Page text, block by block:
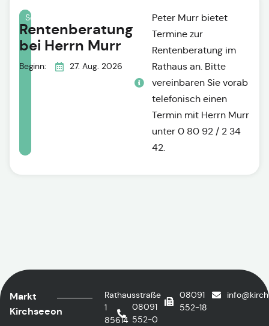
Einzeltermin
Senioren
Rentenberatung
bei Herrn Murr
Beginn: 27. Aug. 2026
Peter Murr bietet
Termine zur
Rentenberatung im
Rathaus an. Bitte
vereinbaren Sie vorab
telefonisch einen
Termin mit Herrn Murr
unter 0 80 92 / 2 34
42.
Markt
Kirchseeon
Rathausstraße
1
85614
08091
552-0
08091
552-18